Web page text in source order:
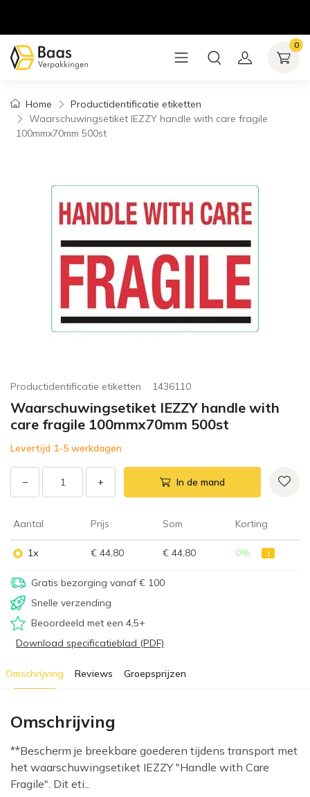
0
Home
Productidentificatie etiketten
Waarschuwingsetiket IEZZY handle with care fragile
100mmx70mm 500st
Productidentificatie etiketten 1436110
Waarschuwingsetiket IEZZY handle with
care fragile 100mmx70mm 500st
Levertijd 1-5 werkdagen
− + In de mand
Aantal Prijs Som Korting
1x € 44,80 € 44,80 0% 1
Gratis bezorging vanaf € 100
Snelle verzending
Beoordeeld met een 4,5+
Download specificatieblad (PDF)
Omschrijving Reviews Groepsprijzen
Omschrijving
**Bescherm je breekbare goederen tijdens transport met
het waarschuwingsetiket IEZZY "Handle with Care
Fragile". Dit eti...